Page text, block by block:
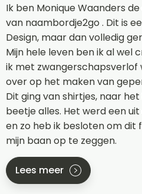
Ik ben Monique Waanders
van naambordje2go . Dit is
Design, maar dan volledig
Mijn hele leven ben ik al wel
ik met zwangerschapsverlof
over op het maken van
Dit ging van shirtjes, naar
beetje alles. Het werd een
en zo heb ik besloten om dit
mijn baan op te zeggen.
Lees meer